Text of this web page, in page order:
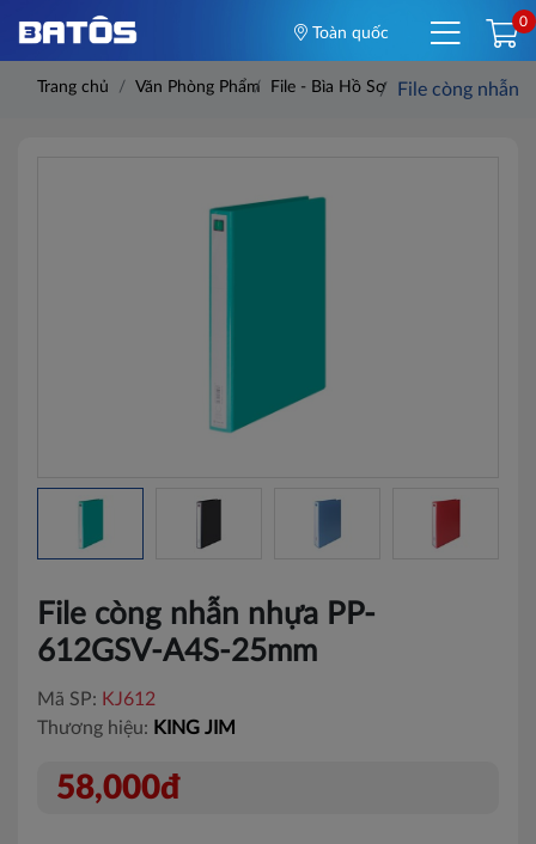
Toàn quốc
0
Trang chủ Văn Phòng Phẩm File - Bìa Hồ Sơ File còng nhẫn
File còng nhẫn nhựa PP-
612GSV-A4S-25mm
Mã SP: KJ612
Thương hiệu: KING JIM
58,000đ